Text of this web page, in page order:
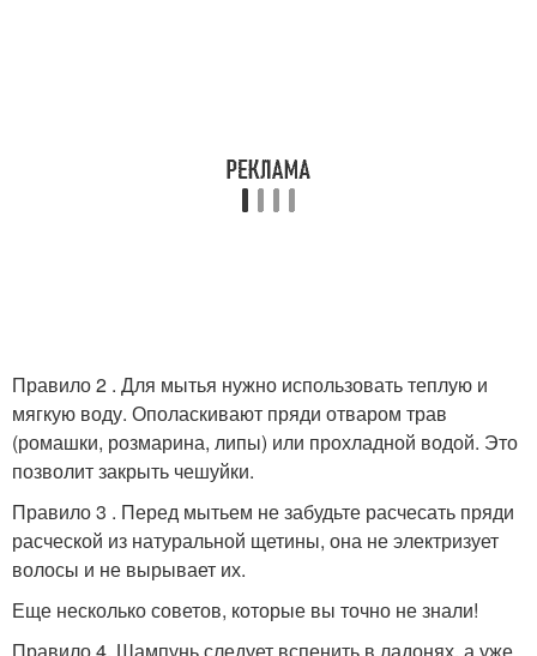
Правило 2 . Для мытья нужно использовать теплую и
мягкую воду. Ополаскивают пряди отваром трав
(ромашки, розмарина, липы) или прохладной водой. Это
позволит закрыть чешуйки.
Правило 3 . Перед мытьем не забудьте расчесать пряди
расческой из натуральной щетины, она не электризует
волосы и не вырывает их.
Еще несколько советов, которые вы точно не знали!